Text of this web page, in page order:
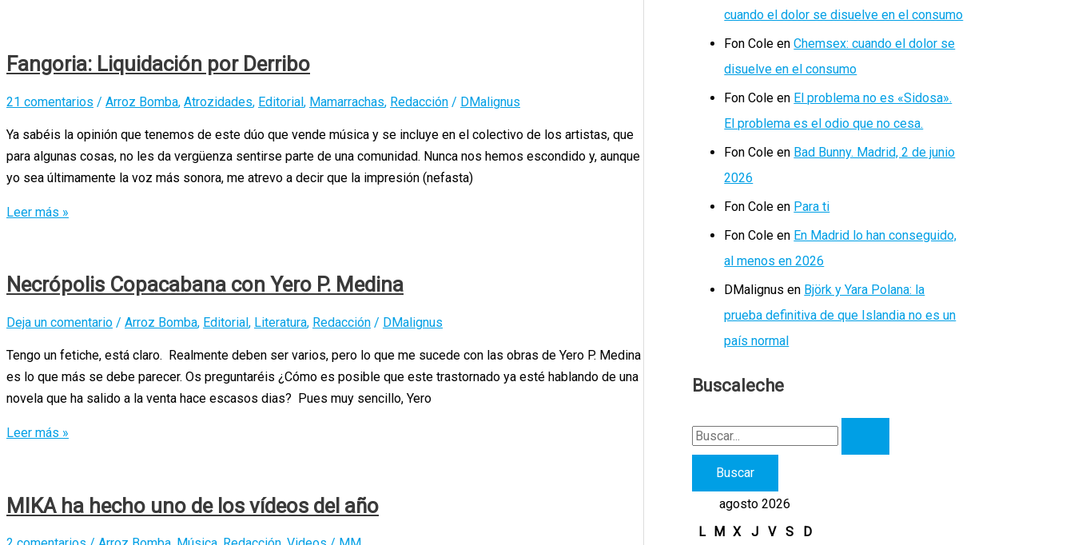
y
el
para
el
montón
Fangoria: Liquidación por Derribo
21 comentarios / Arroz Bomba, Atrozidades, Editorial, Mamarrachas, Redacción / DMalignus
Ya sabéis la opinión que tenemos de este dúo que vende música y se incluye en el colectivo de los artistas, que
para algunas cosas, no les da vergüenza sentirse parte de una comunidad. Nunca nos hemos escondido y, aunque
yo sea últimamente la voz más sonora, me atrevo a decir que la impresión (nefasta)
Fangoria:
Derribo
Leer más »
Necrópolis Copacabana con Yero P. Medina
Deja un comentario / Arroz Bomba, Editorial, Literatura, Redacción / DMalignus
Tengo un fetiche, está claro. Realmente deben ser varios, pero lo que me sucede con las obras de Yero P. Medina
es lo que más se debe parecer. Os preguntaréis ¿Cómo es posible que este trastornado ya esté hablando de una
novela que ha salido a la venta hace escasos dias? Pues muy sencillo, Yero
Necrópolis
Yero
P.
Medina
Leer más »
MIKA ha hecho uno de los vídeos del año
cuando el dolor se disuelve en el consumo
Fon Cole enChemsex: cuando el dolor se
disuelve en el consumo
Fon Cole en El problema no es «Sidosa».
El problema es el odio que no cesa.
Fon Cole en Bad Bunny. Madrid, 2 de junio
2026
Fon Cole en Para ti
Fon Cole en En Madrid lo han conseguido,
al menos en 2026
DMalignus en Björk y Yara Polana: la
prueba definitiva de que Islandia no es un
país normal
Buscaleche
B
u
agosto 2026
L M X J V S D